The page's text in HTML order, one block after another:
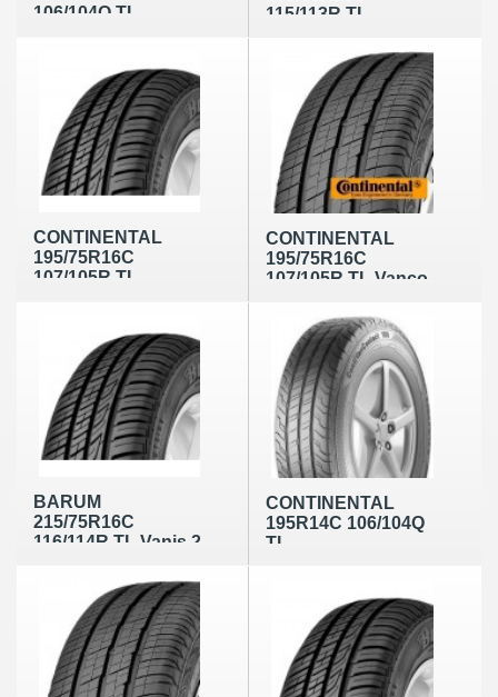
106/104Q TL
115/113R TL
CONTINENTAL
195/75R16C
107/105R TL
CONTINENTAL
195/75R16C
107/105R TL Vanco
BARUM
215/75R16C
116/114R TL Vanis 2
CONTINENTAL
195R14C 106/104Q
TL